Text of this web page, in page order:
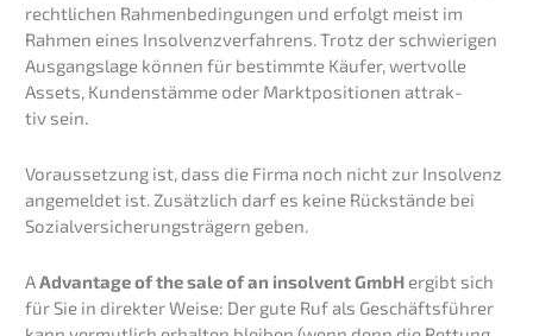
recht­li­chen Rahmen­be­din­gun­gen und erfolgt meist im
Rahmen eines Insol­venz­ver­fah­rens. Trotz der schwie­ri­gen
Ausgangs­la­ge können für bestimm­te Käufer, wertvol­le
Assets, Kunden­stäm­me oder Markt­po­si­tio­nen attrak­
tiv sein.
Voraus­set­zung ist, dass die Firma noch nicht zur Insol­venz
angemel­det ist. Zusätz­lich darf es keine Rückstän­de bei
Sozial­ver­si­che­rungs­trä­gern geben.
AAdvan­ta­ge of the sale of an insol­vent GmbH ergibt sich
für Sie in direk­ter Weise: Der gute Ruf als Geschäfts­füh­rer